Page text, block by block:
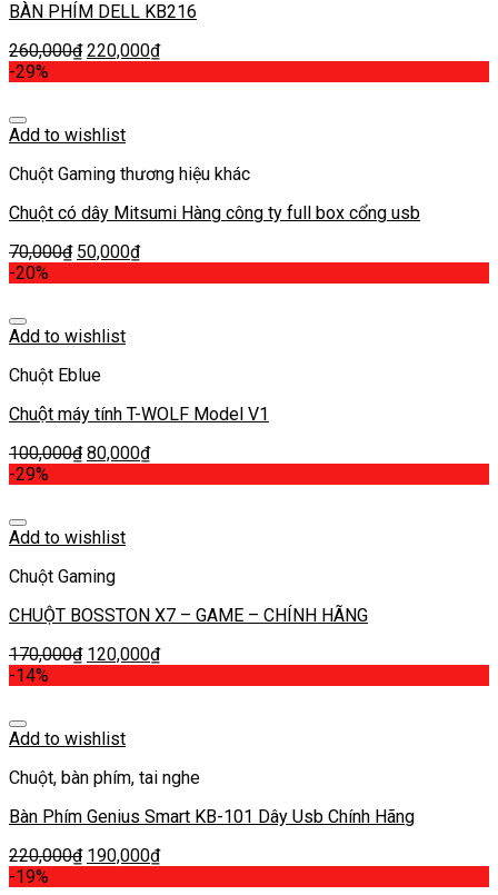
BÀN PHÍM DELL KB216
260,000₫ 220,000₫
-29%
Add to wishlist
Chuột Gaming thương hiệu khác
Chuột có dây Mitsumi Hàng công ty full box cổng usb
70,000₫ 50,000₫
-20%
Add to wishlist
Chuột Eblue
Chuột máy tính T-WOLF Model V1
100,000₫ 80,000₫
-29%
Add to wishlist
Chuột Gaming
CHUỘT BOSSTON X7 – GAME – CHÍNH HÃNG
170,000₫ 120,000₫
-14%
Add to wishlist
Chuột, bàn phím, tai nghe
Bàn Phím Genius Smart KB-101 Dây Usb Chính Hãng
220,000₫ 190,000₫
-19%